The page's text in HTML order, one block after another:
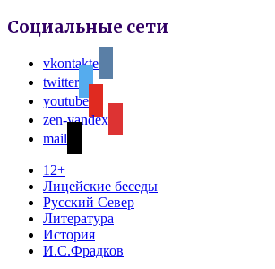
Социальные сети
vkontakte
twitter
youtube
zen-yandex
mail
12+
Лицейские беседы
Русский Север
Литература
История
И.С.Фрадков